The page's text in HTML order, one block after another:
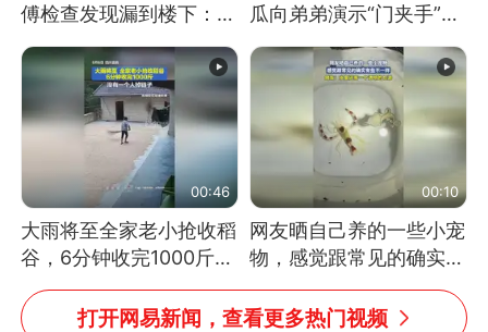
傅检查发现漏到楼下：出
风口未延伸到外墙
瓜向弟弟演示“门夹手”，
网友：果然言传不如身
教！
00:46
大雨将至全家老小抢收稻
谷，6分钟收完1000斤，
没有一个人掉链子
00:10
网友晒自己养的一些小宠
物，感觉跟常见的确实有
些不一样
打开网易新闻，查看更多热门视频